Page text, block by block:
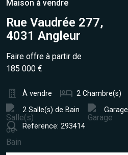
Maison à vendre
Rue Vaudrée 277,
4031 Angleur
Faire offre à partir de
185 000 €
À vendre 2 Chambre(s)
2 Salle(s) de Bain
Garage
Reference: 293414